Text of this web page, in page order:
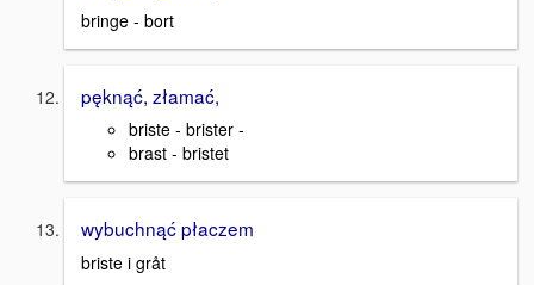
bringe - bort
pęknąć, złamać,
briste - brister -
brast - bristet
wybuchnąć płaczem
briste i gråt